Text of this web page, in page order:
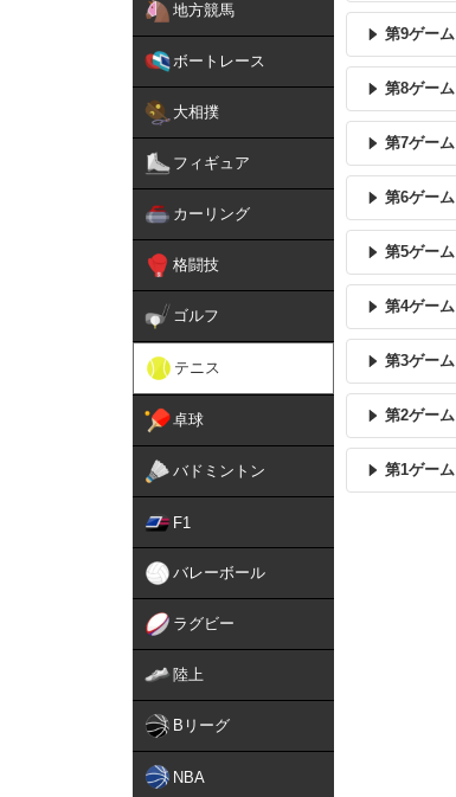
地方競馬
ボートレース
大相撲
フィギュア
カーリング
格闘技
ゴルフ
テニス
卓球
バドミントン
F1
バレーボール
ラグビー
陸上
Bリーグ
NBA
第9ゲーム
第8ゲーム
第7ゲーム
第6ゲーム
第5ゲーム
第4ゲーム
第3ゲーム
第2ゲーム
第1ゲーム